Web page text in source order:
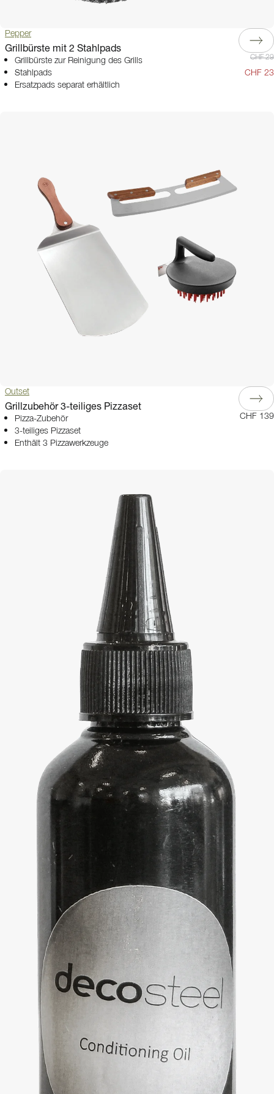
Pepper
Grillbürste mit 2 Stahlpads
Grillbürste zur Reinigung des Grills
Stahlpads
Ersatzpads separat erhältlich
CHF 29
CHF 23
Outset
Grillzubehör 3-teiliges Pizzaset
Pizza-Zubehör
3-teiliges Pizzaset
Enthält 3 Pizzawerkzeuge
CHF 139